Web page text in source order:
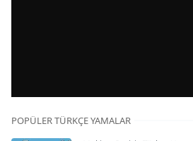
POPÜLER TÜRKÇE YAMALAR